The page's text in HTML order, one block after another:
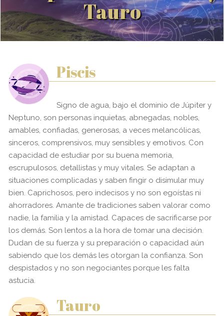
Tauro
Piscis
Signo de agua, bajo el dominio de Júpiter y
Neptuno, son personas inquietas, abnegadas, nobles,
amables, confiadas, generosas, a veces melancólicas,
sinceros, comprensivos, muy sensibles y emotivos. Con
capacidad de estudiar por su buena memoria,
escrupulosos, detallistas y muy vitales. Se adaptan a
situaciones complicadas y saben fingir o disimular muy
bien. Caprichosos, pero indecisos y no son egoístas ni
ahorradores. Amante de tradiciones saben valorar como
nadie, la familia y la amistad. Capaces de sacrificarse por
los demás. Son lentos a la hora de tomar una decisión.
Dudan de su fuerza y su preparación o capacidad aún
sabiendo que los demás les otorgan la confianza. Son
despistados y no son negociantes porque les falta
astucia.
Tauro